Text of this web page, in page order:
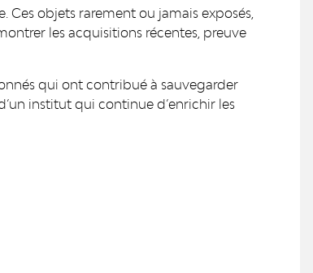
Ces objets rarement ou jamais exposés,
les acquisitions récentes, preuve
qui ont contribué à sauvegarder
institut qui continue d’enrichir les